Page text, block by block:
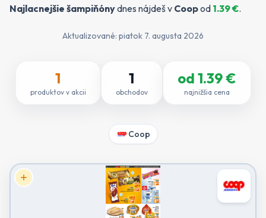
Najlacnejšie šampiňónydnes nájdeš v Coopod 1.39€.
Aktualizované: piatok 7. augusta 2026
1
produktov v akcii
1
obchodov
od 1.39€
najnižšia cena
Coop